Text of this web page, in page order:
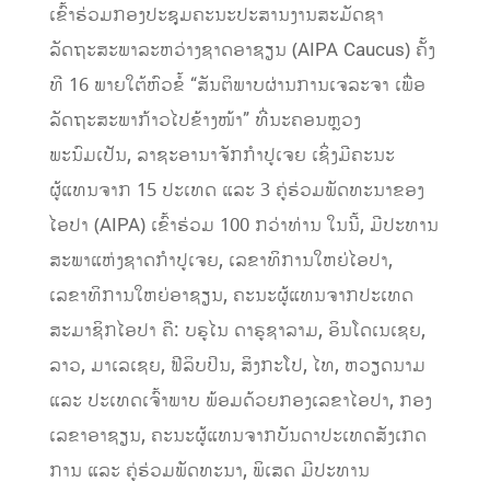
ເຂົ້າຮ່ວມກອງປະຊຸມຄະນະປະສານງານສະມັດຊາ
ລັດຖະສະພາລະຫວ່າງຊາດອາຊຽນ (AIPA Caucus) ຄັ້ງ
ທີ 16 ພາຍໃຕ້ຫົວຂໍ້ “ສັນຕິພາບຜ່ານການເຈລະຈາ ເພື່ອ
ລັດຖະສະພາກ້າວໄປຂ້າງໜ້າ” ທີ່ນະຄອນຫຼວງ
ພະນົມເປັນ, ລາຊະອານາຈັກກໍາປູເຈຍ ເຊິ່ງມີຄະນະ
ຜູ້ແທນຈາກ 15 ປະເທດ ແລະ 3 ຄູ່ຮ່ວມພັດທະນາຂອງ
ໄອປາ (AIPA) ເຂົ້າຮ່ວມ 100 ກວ່າທ່ານ ໃນນີ້, ມີປະທານ
ສະພາແຫ່ງຊາດກໍາປູເຈຍ, ເລຂາທິການໃຫຍ່ໄອປາ,
ເລຂາທິການໃຫຍ່ອາຊຽນ, ຄະນະຜູ້ແທນຈາກປະເທດ
ສະມາຊິກໄອປາ ຄື: ບຣູໄນ ດາຣູຊາລາມ, ອິນໂດເນເຊຍ,
ລາວ, ມາເລເຊຍ, ຟີລິບປິນ, ສິງກະໂປ, ໄທ, ຫວຽດນາມ
ແລະ ປະເທດເຈົ້າພາບ ພ້ອມດ້ວຍກອງເລຂາໄອປາ, ກອງ
ເລຂາອາຊຽນ, ຄະນະຜູ້ແທນຈາກບັນດາປະເທດສັງເກດ
ການ ແລະ ຄູ່ຮ່ວມພັດທະນາ, ພິເສດ ມີປະທານ